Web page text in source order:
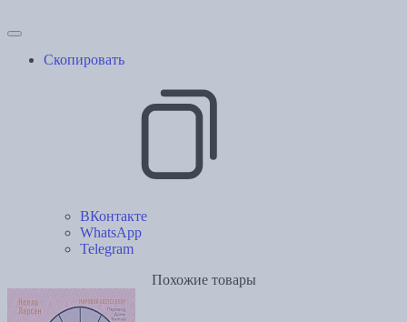
Скопировать
ВКонтакте
WhatsApp
Telegram
Похожие товары